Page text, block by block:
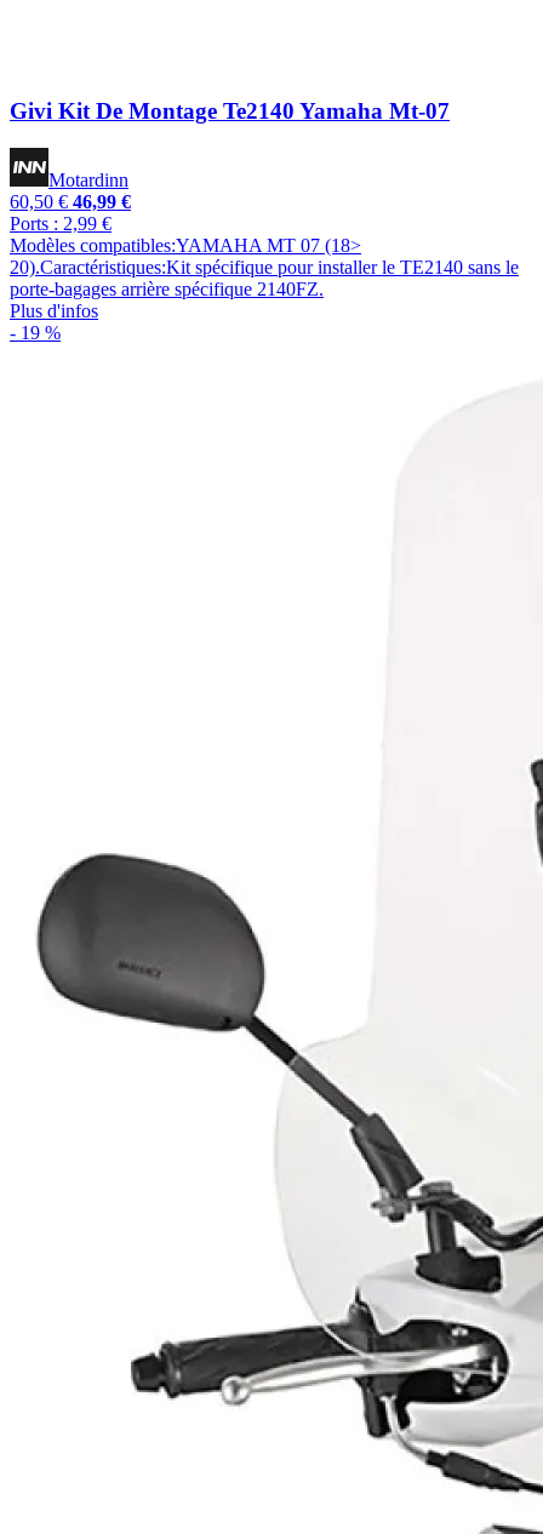
Givi Kit De Montage Te2140 Yamaha Mt-07
Motardinn
60,50 € 46,99 €
Ports : 2,99 €
Modèles compatibles:YAMAHA MT 07 (18>
20).Caractéristiques:Kit spécifique pour installer le TE2140 sans le
porte-bagages arrière spécifique 2140FZ.
Plus d'infos
- 19 %